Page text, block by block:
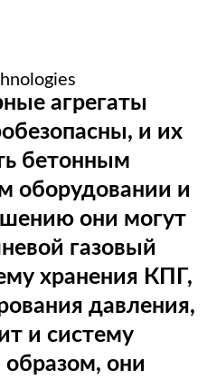
(495) 105-90-88
(495) 105-90-88
info@buenos.ru
агрегаты
и их
бетонным
оборудовании и
они могут
газовый
хранения КПГ,
давления,
и систему
они